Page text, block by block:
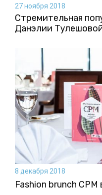
27 ноября 2018
Стремительная
Данэлии
8 декабря 2018
Fashion brunch